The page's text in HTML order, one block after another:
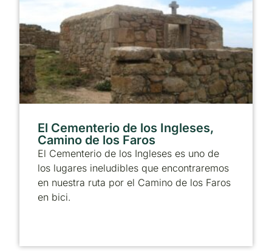
El Cementerio de los Ingleses,
Camino de los Faros
El Cementerio de los Ingleses es uno de
los lugares ineludibles que encontraremos
en nuestra ruta por el Camino de los Faros
en bici.